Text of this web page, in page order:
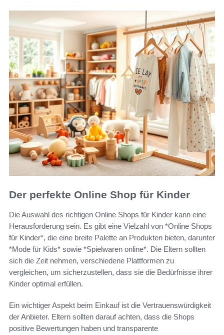
Der perfekte Online Shop für Kinder
Die Auswahl des richtigen Online Shops für Kinder kann eine
Herausforderung sein. Es gibt eine Vielzahl von *Online Shops
für Kinder*, die eine breite Palette an Produkten bieten, darunter
*Mode für Kids* sowie *Spielwaren online*. Die Eltern sollten
sich die Zeit nehmen, verschiedene Plattformen zu
vergleichen, um sicherzustellen, dass sie die Bedürfnisse ihrer
Kinder optimal erfüllen.
Ein wichtiger Aspekt beim Einkauf ist die Vertrauenswürdigkeit
der Anbieter. Eltern sollten darauf achten, dass die Shops
positive Bewertungen haben und transparente